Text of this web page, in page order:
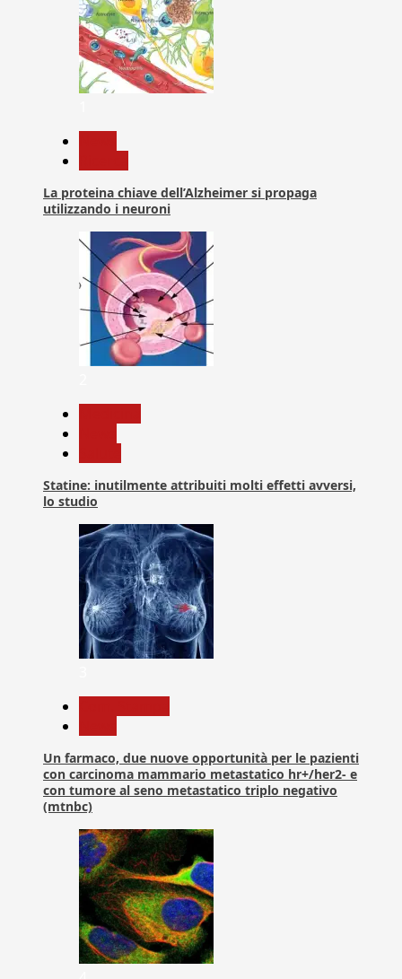
La proteina chiave dell’Alzheimer si propaga
utilizzando i neuroni
Statine: inutilmente attribuiti molti effetti avversi,
lo studio
Un farmaco, due nuove opportunità per le pazienti
con carcinoma mammario metastatico hr+/her2- e
con tumore al seno metastatico triplo negativo
(mtnbc)